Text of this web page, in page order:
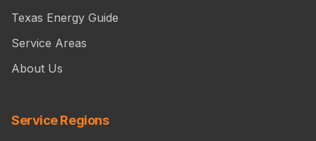
Texas Energy Guide
Service Areas
About Us
Service Regions